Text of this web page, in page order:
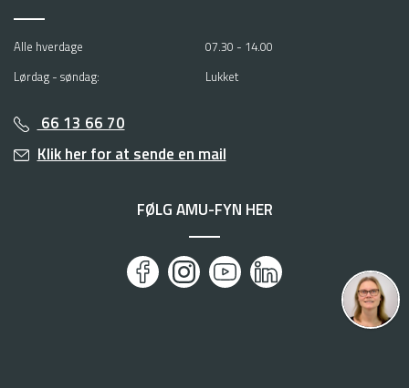
Alle hverdage
07.30 - 14.00
Lørdag - søndag:
Lukket
66 13 66 70
Klik her for at sende en mail
FØLG AMU-FYN HER